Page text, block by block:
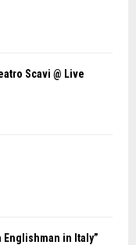
Scavi @ Live
Englishman in Italy”